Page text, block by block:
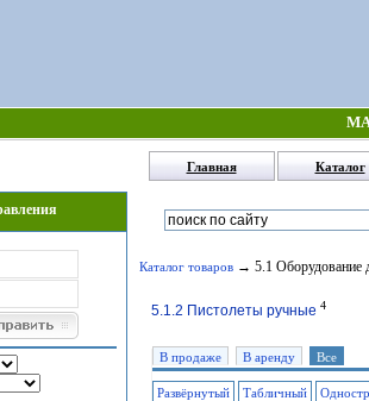
Главная Каталог
Каталог товаров→ 5.1 Оборудование
5.1.2 Пистолеты ручные 4
В продаже В аренду Все
Развёрнутый Табличный